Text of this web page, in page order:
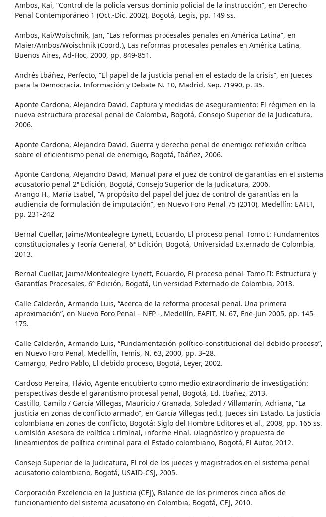
Ambos, Kai, “Control de la policía versus dominio policial de la instrucción”, en Derecho
Penal Contemporáneo 1 (Oct.-Dic. 2002), Bogotá, Legis, pp. 149 ss.
Ambos, Kai/Woischnik, Jan, “Las reformas procesales penales en América Latina”, en
Maier/Ambos/Woischnik (Coord.), Las reformas procesales penales en América Latina,
Buenos Aires, Ad-Hoc, 2000, pp. 849-851.
Andrés Ibáñez, Perfecto, “El papel de la justicia penal en el estado de la crisis”, en Jueces
para la Democracia. Información y Debate N. 10, Madrid, Sep. /1990, p. 35.
Aponte Cardona, Alejandro David, Captura y medidas de aseguramiento: El régimen en la
nueva estructura procesal penal de Colombia, Bogotá, Consejo Superior de la Judicatura,
2006.
Aponte Cardona, Alejandro David, Guerra y derecho penal de enemigo: reflexión crítica
sobre el eficientismo penal de enemigo, Bogotá, Ibáñez, 2006.
Aponte Cardona, Alejandro David, Manual para el juez de control de garantías en el sistema
acusatorio penal 2ª Edición, Bogotá, Consejo Superior de la Judicatura, 2006.
Arango H., María Isabel, “A propósito del papel del juez de control de garantías en la
audiencia de formulación de imputación”, en Nuevo Foro Penal 75 (2010), Medellín: EAFIT,
pp. 231-242
Bernal Cuellar, Jaime/Montealegre Lynett, Eduardo, El proceso penal. Tomo I: Fundamentos
constitucionales y Teoría General, 6ª Edición, Bogotá, Universidad Externado de Colombia,
2013.
Bernal Cuellar, Jaime/Montealegre Lynett, Eduardo, El proceso penal. Tomo II: Estructura y
Garantías Procesales, 6ª Edición, Bogotá, Universidad Externado de Colombia, 2013.
Calle Calderón, Armando Luis, “Acerca de la reforma procesal penal. Una primera
aproximación”, en Nuevo Foro Penal – NFP -, Medellín, EAFIT, N. 67, Ene-Jun 2005, pp. 145-
175.
Calle Calderón, Armando Luis, “Fundamentación político-constitucional del debido proceso”,
en Nuevo Foro Penal, Medellín, Temis, N. 63, 2000, pp. 3–28.
Camargo, Pedro Pablo, El debido proceso, Bogotá, Leyer, 2002.
Cardoso Pereira, Flávio, Agente encubierto como medio extraordinario de investigación:
perspectivas desde el garantismo procesal penal, Bogotá, Ed. Ibañez, 2013.
Castillo, Camilo / García Villegas, Mauricio / Granada, Soledad / Villamarín, Adriana, “La
justicia en zonas de conflicto armado”, en García Villegas (ed.), Jueces sin Estado. La justicia
colombiana en zonas de conflicto, Bogotá: Siglo del Hombre Editores et al., 2008, pp. 165 ss.
Comisión Asesora de Política Criminal, Informe Final. Diagnóstico y propuesta de
lineamientos de política criminal para el Estado colombiano, Bogotá, El Autor, 2012.
Consejo Superior de la Judicatura, El rol de los jueces y magistrados en el sistema penal
acusatorio colombiano, Bogotá, USAID-CSJ, 2005.
Corporación Excelencia en la Justicia (CEJ), Balance de los primeros cinco años de
funcionamiento del sistema acusatorio en Colombia, Bogotá, CEJ, 2010.